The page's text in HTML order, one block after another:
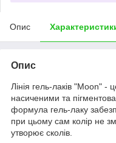
Опис
Опис
Лінія гель-лаків "Moon" -
насиченими та
формула гель-лаку
при цьому сам колір не
утворює сколів.